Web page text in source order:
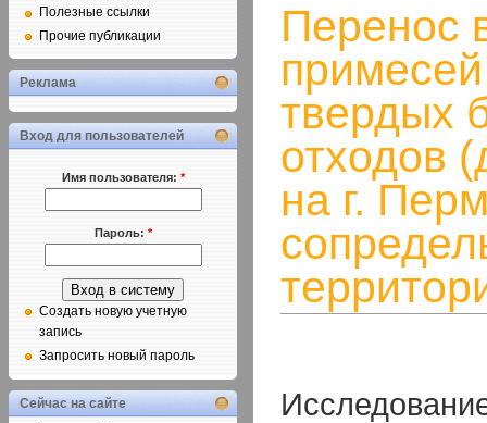
Перенос
твердых
отходов
на г.
Полезные ссылки
Прочие публикации
Реклама
Вход для пользователей
Имя пользователя: *
Пароль: *
Создать новую учетную
запись
Запросить новый пароль
Сейчас на сайте